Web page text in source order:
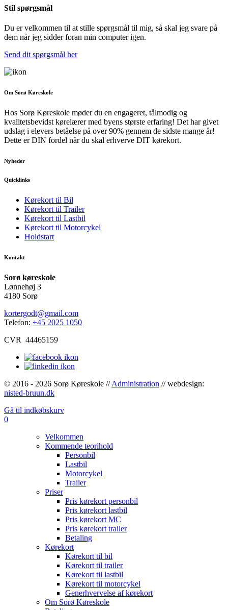
Stil spørgsmål
Du er velkommen til at stille spørgsmål til mig, så skal jeg svare på
dem når jeg sidder foran min computer igen.
Send dit spørgsmål her
Om Sorø Køreskole
Hos Sorø Køreskole møder du en engageret, tålmodig og
kvalitetsbevidst kørelærer med byens største erfaring! Det har givet
udslag i elevers betåelse på over 90% gennem de sidste mange år!
Dette er DIN fordel når du skal erhverve DIT kørekort.
Nyheder
Quicklinks
Kørekort til Bil
Kørekort til Trailer
Kørekort til Lastbil
Kørekort til Motorcykel
Holdstart
Kontakt
Sorø køreskole
Lønnehøj 3
4180 Sorø
kortergodt@gmail.com
Telefon: +45 2025 1050
CVR 44465159
© 2016 - 2026 Sorø Køreskole //Administration // webdesign:
nisted-bruun.dk
Gå til indkøbskurv
0
Velkommen
Kommende teorihold
Personbil
Lastbil
Motorcykel
Trailer
Priser
Pris kørekort personbil
Pris kørekort lastbil
Pris kørekort MC
Pris kørekort trailer
Betaling
Kørekort
Kørekort til bil
Kørekort til trailer
Kørekort til lastbil
Kørekort til motorcykel
Generhvervelse af kørekort
Om Sorø Køreskole